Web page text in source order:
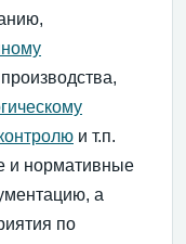
и т.п.
и нормативные
а
по